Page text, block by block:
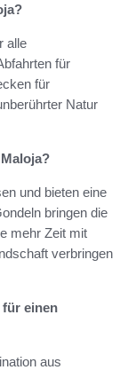
alle
für
für
Natur
und bieten eine
bringen die
mehr Zeit mit
verbringen
für einen
aus